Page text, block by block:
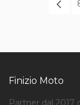
Finizio Moto
Partner dal 2017